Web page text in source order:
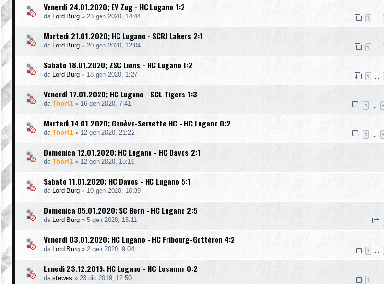
Venerdì 24.01.2020; EV Zug - HC Lugano 1:2
da Lord Burg » 23 gen 2020, 14:44 1
Martedì 21.01.2020; HC Lugano - SCRJ Lakers 2:1
da Lord Burg » 20 gen 2020, 12:04 1
Sabato 18.01.2020; ZSC Lions - HC Lugano 1:2
da Lord Burg » 18 gen 2020, 1:27 1
Venerdì 17.01.2020; HC Lugano - SCL Tigers 1:3
da Thor41 » 16 gen 2020, 7:41 1 6
Martedì 14.01.2020; Genève-Servette HC - HC Lugano 0:2
da Thor41 » 12 gen 2020, 21:22 1 6
Domenica 12.01.2020; HC Lugano - HC Davos 2:1
da Thor41 » 12 gen 2020, 15:16
Sabato 11.01.2020; HC Davos - HC Lugano 5:1
da Lord Burg » 10 gen 2020, 10:39
Domenica 05.01.2020; SC Bern - HC Lugano 2:5
da Lord Burg » 5 gen 2020, 15:11
Venerdì 03.01.2020; HC Lugano - HC Fribourg-Gottéron 4:2
da Lord Burg » 2 gen 2020, 9:04 1
Lunedì 23.12.2019; HC Lugano - HC Losanna 0:2
da stewes » 23 dic 2019, 12:50 1